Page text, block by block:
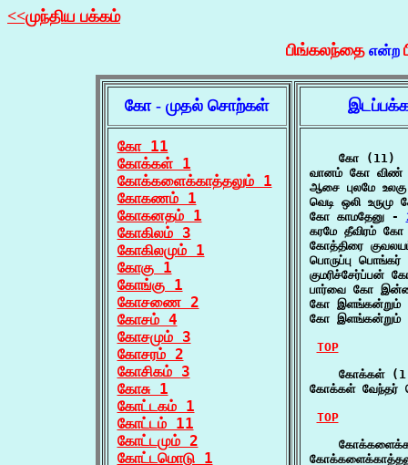
<<முந்திய பக்கம்
பிங்கலந்தை என்ற
கோ - முதல் சொற்கள்
கோ 11
கோக்கள் 1
கோக்களைக்காத்தலும் 1
கோகணம் 1
கோகனதம் 1
கோகிலம் 3
கோகிலமும் 1
கோகு 1
கோங்கு 1
கோசணை 2
கோசம் 4
கோசமும் 3
கோசரம் 2
கோசிகம் 3
கோசு 1
கோட்டகம் 1
கோட்டம் 11
கோட்டமும் 2
கோட்டமொடு 1
    கோ (11)
வானம் கோ விண்
ஆசை புலமே
வெடி ஒலி
கோ காமதேனு -
கரமே தீவிரம்
கோத்திரை
பொருப்பு
பார்வை கோ
கோ இளங்கன்றும்
கோ இளங்கன்றும்
TOP
கோக்கள்
கோக்கள் வேந்தர்
TOP